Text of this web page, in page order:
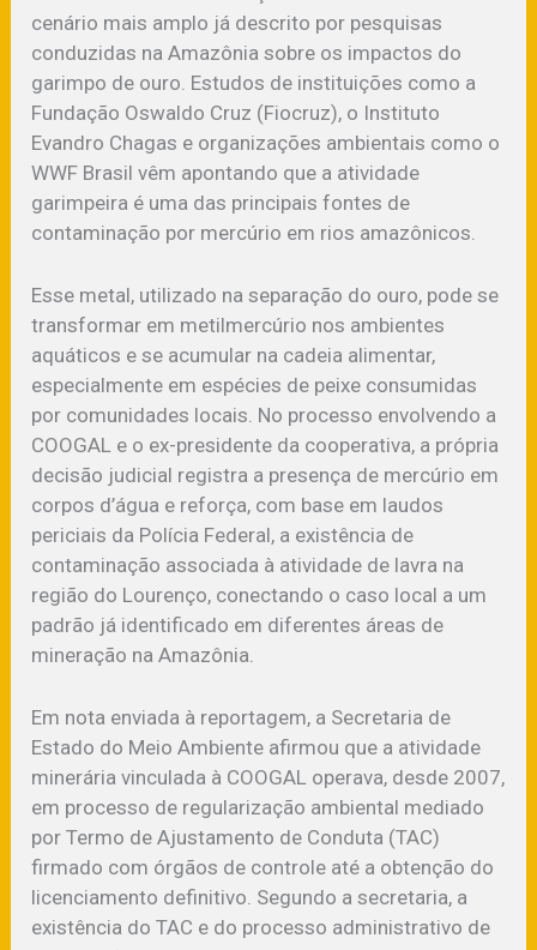
cenário mais amplo já descrito por pesquisas
conduzidas na Amazônia sobre os impactos do
garimpo de ouro. Estudos de instituições como a
Fundação Oswaldo Cruz (Fiocruz), o Instituto
Evandro Chagas e organizações ambientais como o
WWF Brasil vêm apontando que a atividade
garimpeira é uma das principais fontes de
contaminação por mercúrio em rios amazônicos.
Esse metal, utilizado na separação do ouro, pode se
transformar em metilmercúrio nos ambientes
aquáticos e se acumular na cadeia alimentar,
especialmente em espécies de peixe consumidas
por comunidades locais. No processo envolvendo a
COOGAL e o ex-presidente da cooperativa, a própria
decisão judicial registra a presença de mercúrio em
corpos d’água e reforça, com base em laudos
periciais da Polícia Federal, a existência de
contaminação associada à atividade de lavra na
região do Lourenço, conectando o caso local a um
padrão já identificado em diferentes áreas de
mineração na Amazônia.
Em nota enviada à reportagem, a Secretaria de
Estado do Meio Ambiente afirmou que a atividade
minerária vinculada à COOGAL operava, desde 2007,
em processo de regularização ambiental mediado
por Termo de Ajustamento de Conduta (TAC)
firmado com órgãos de controle até a obtenção do
licenciamento definitivo. Segundo a secretaria, a
existência do TAC e do processo administrativo de